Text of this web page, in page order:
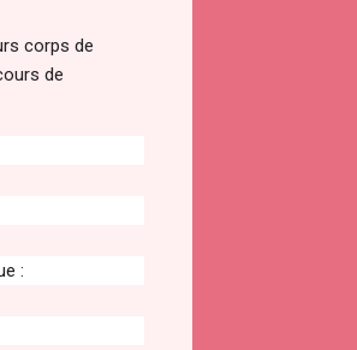
corps de
de
: